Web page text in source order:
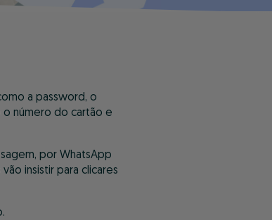
a password, o
número do cartão e
por WhatsApp
insistir para clicares